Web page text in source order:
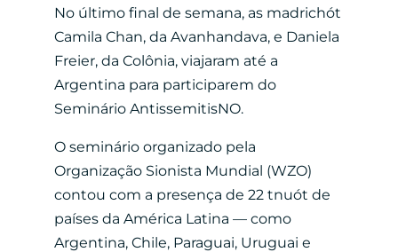
No último final de semana, as madrichót
Camila Chan, da Avanhandava, e Daniela
Freier, da Colônia, viajaram até a
Argentina para participarem do
Seminário AntissemitisNO.
O seminário organizado pela
Organização Sionista Mundial (WZO)
contou com a presença de 22 tnuót de
países da América Latina — como
Argentina, Chile, Paraguai, Uruguai e